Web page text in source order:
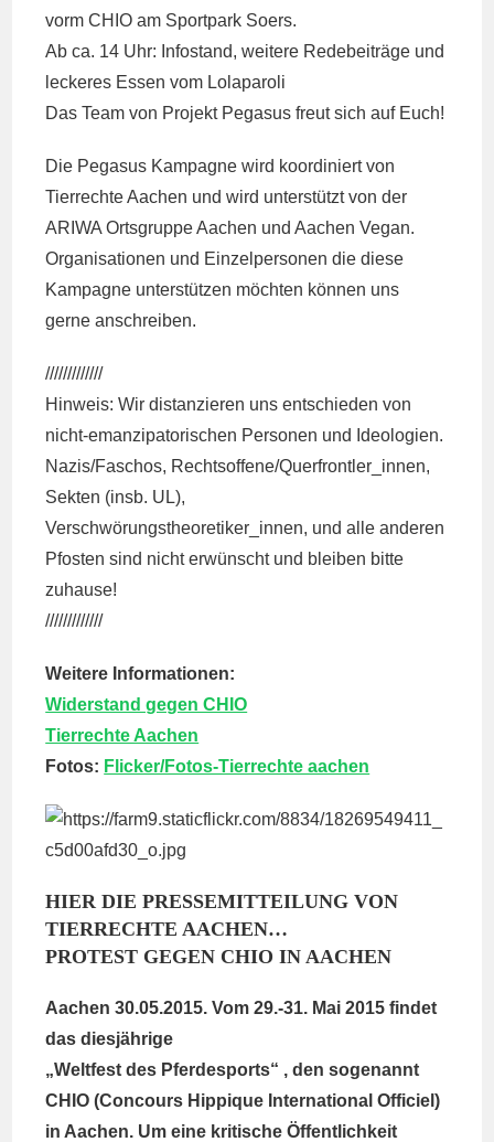
vorm CHIO am Sportpark Soers.
Ab ca. 14 Uhr: Infostand, weitere Redebeiträge und
leckeres Essen vom Lolaparoli
Das Team von Projekt Pegasus freut sich auf Euch!
Die Pegasus Kampagne wird koordiniert von
Tierrechte Aachen und wird unterstützt von der
ARIWA Ortsgruppe Aachen und Aachen Vegan.
Organisationen und Einzelpersonen die diese
Kampagne unterstützen möchten können uns
gerne anschreiben.
/////////////
Hinweis: Wir distanzieren uns entschieden von
nicht-emanzipatorischen Personen und Ideologien.
Nazis/Faschos, Rechtsoffene/Querfrontler_innen,
Sekten (insb. UL),
Verschwörungstheoretiker_innen, und alle anderen
Pfosten sind nicht erwünscht und bleiben bitte
zuhause!
/////////////
Weitere Informationen:
Widerstand gegen CHIO
Tierrechte Aachen
Fotos: Flicker/Fotos-Tierrechte aachen
HIER DIE PRESSEMITTEILUNG VON
TIERRECHTE AACHEN…
PROTEST GEGEN CHIO IN AACHEN
Aachen 30.05.2015. Vom 29.-31. Mai 2015 findet
das diesjährige
„Weltfest des Pferdesports“ , den sogenannt
CHIO (Concours Hippique International Officiel)
in Aachen. Um eine kritische Öffentlichkeit